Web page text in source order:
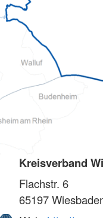
Kreisverband
Flachstr. 6
65197